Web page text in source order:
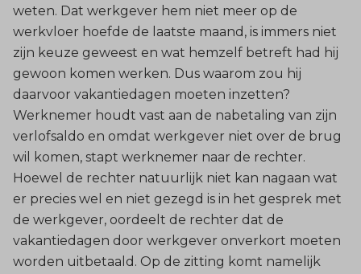
weten. Dat werkgever hem niet meer op de
werkvloer hoefde de laatste maand, is immers niet
zijn keuze geweest en wat hemzelf betreft had hij
gewoon komen werken. Dus waarom zou hij
daarvoor vakantiedagen moeten inzetten?
Werknemer houdt vast aan de nabetaling van zijn
verlofsaldo en omdat werkgever niet over de brug
wil komen, stapt werknemer naar de rechter.
Hoewel de rechter natuurlijk niet kan nagaan wat
er precies wel en niet gezegd is in het gesprek met
de werkgever, oordeelt de rechter dat de
vakantiedagen door werkgever onverkort moeten
worden uitbetaald. Op de zitting komt namelijk